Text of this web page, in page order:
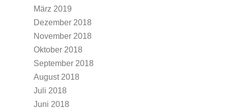
März 2019
Dezember 2018
November 2018
Oktober 2018
September 2018
August 2018
Juli 2018
Juni 2018